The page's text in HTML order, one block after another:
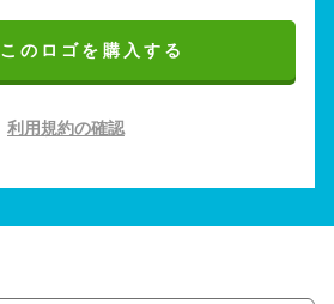
このロゴを購入する
利用規約の確認